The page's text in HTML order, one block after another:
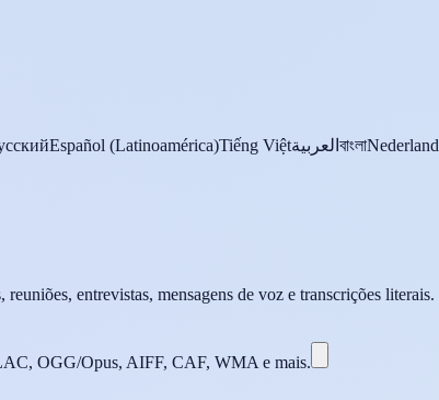
Español (Latinoamérica)Tiếng Việtالعربية বাংলা
entrevistas, mensagens de voz e transcrições literais.
OGG/Opus, AIFF, CAF, WMA e mais.